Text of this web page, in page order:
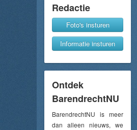
Redactie
Foto's insturen
Informatie insturen
Ontdek
BarendrechtNU
BarendrechtNU is meer
dan alleen nieuws, we